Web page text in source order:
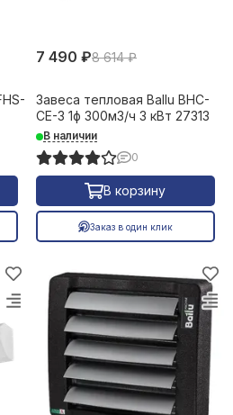
7 490 ₽8 614 ₽
Завеса тепловая Ballu BHC-
CE-3 1ф 300м3/ч 3 кВт 27313
В наличии
0
В корзину
Заказ в один клик